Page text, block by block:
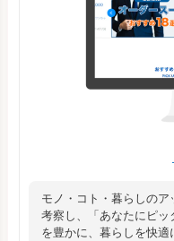
モノ・コト・暮らしの
考察し、「あなたにピッ
を豊かに、暮らしを快